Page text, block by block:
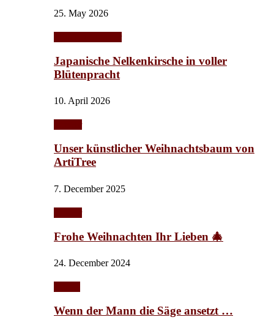
25. May 2026
Japanische Nelkenkirsche in voller
Blütenpracht
10. April 2026
Unser künstlicher Weihnachtsbaum von
ArtiTree
7. December 2025
Frohe Weihnachten Ihr Lieben 🎄
24. December 2024
Wenn der Mann die Säge ansetzt …